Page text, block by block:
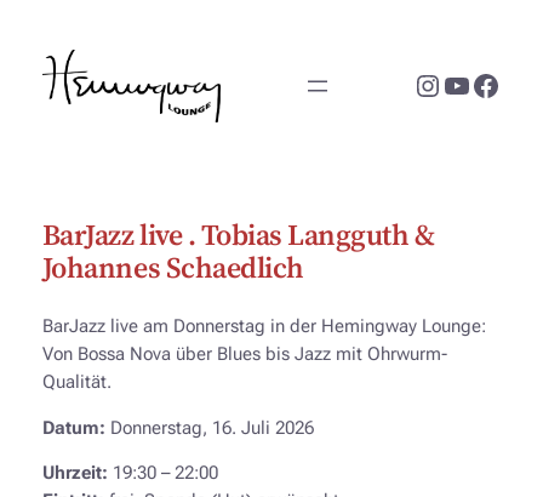
springen
Instagram
BarJazz live . Tobias Langguth &
Johannes Schaedlich
BarJazz live am Donnerstag in der Hemingway Lounge:
Von Bossa Nova über Blues bis Jazz mit Ohrwurm-
Qualität.
Datum: Donnerstag, 16. Juli 2026
Uhrzeit: 19:30 – 22:00